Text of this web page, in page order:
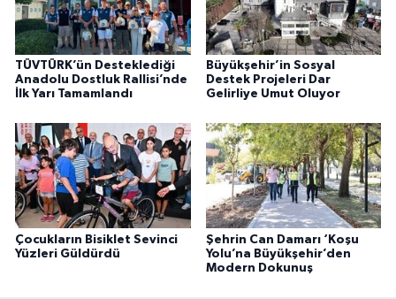
TÜVTÜRK’ün Desteklediği
Anadolu Dostluk Rallisi’nde
İlk Yarı Tamamlandı
Büyükşehir’in Sosyal
Destek Projeleri Dar
Gelirliye Umut Oluyor
Çocukların Bisiklet Sevinci
Yüzleri Güldürdü
Şehrin Can Damarı ‘Koşu
Yolu’na Büyükşehir’den
Modern Dokunuş